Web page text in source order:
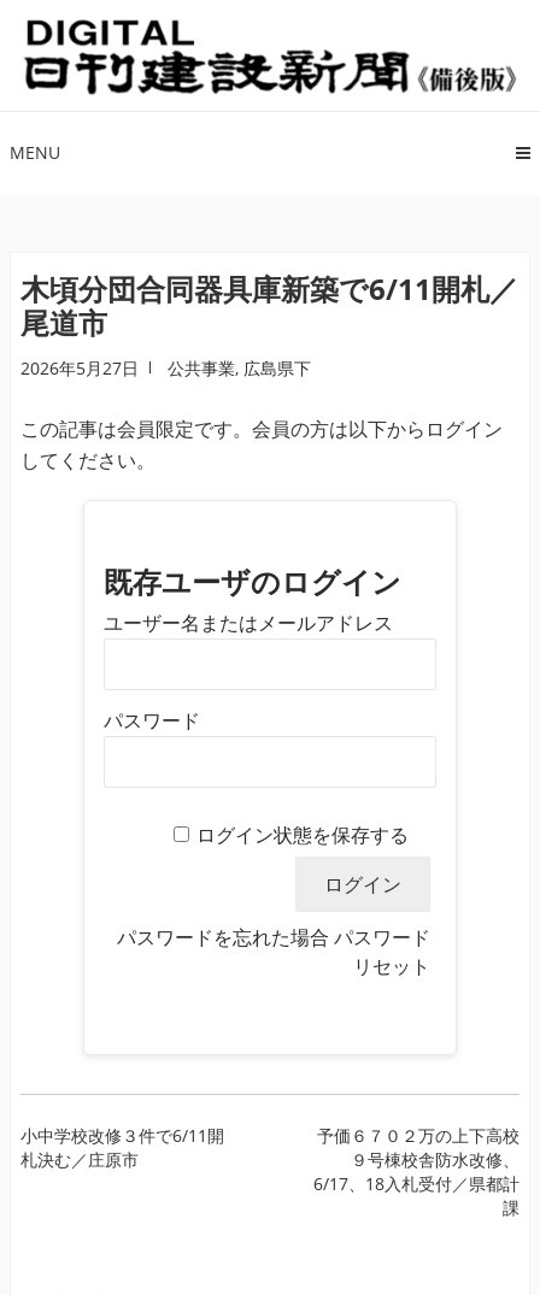
ナ
ビ
ゲ
シ
ス
キ
ッ
プ
コ
ン
テ
ツ
ッ
プ
MENU
木頃分団合同器具庫新築で6/11開札／
尾道市
2026年5月27日 公共事業, 広島県下
この記事は会員限定です。会員の方は以下からログイン
してください。
既存ユーザのログイン
ユーザー名またはメールアドレス
パスワード
ログイン状態を保存する
パスワードを忘れた場合 パスワード
リセット
投
稿
小中学校改修３件で6/11開
札決む／庄原市
予価６７０２万の上下高校
９号棟校舎防水改修、
6/17、18入札受付／県都計
課